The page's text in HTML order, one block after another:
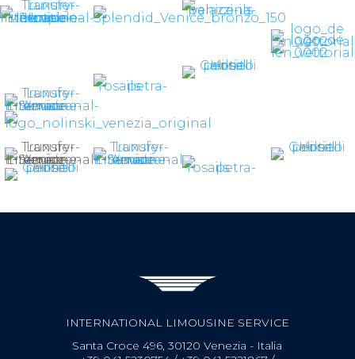
INTERNATIONAL LIMOUSINE SERVICE
Santa Croce 496, 30120 Venezia - Italia